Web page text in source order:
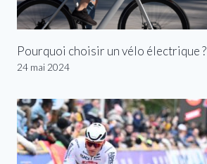
Pourquoi choisir un vélo électrique ?
24 mai 2024